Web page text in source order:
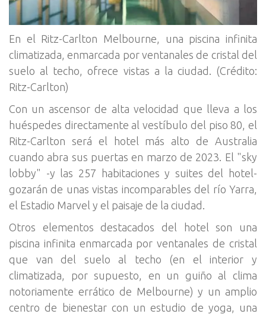
En el Ritz-Carlton Melbourne, una piscina infinita
climatizada, enmarcada por ventanales de cristal del
suelo al techo, ofrece vistas a la ciudad. (Crédito:
Ritz-Carlton)
Con un ascensor de alta velocidad que lleva a los
huéspedes directamente al vestíbulo del piso 80, el
Ritz-Carlton será el hotel más alto de Australia
cuando abra sus puertas en marzo de 2023. El "sky
lobby" -y las 257 habitaciones y suites del hotel-
gozarán de unas vistas incomparables del río Yarra,
el Estadio Marvel y el paisaje de la ciudad.
Otros elementos destacados del hotel son una
piscina infinita enmarcada por ventanales de cristal
que van del suelo al techo (en el interior y
climatizada, por supuesto, en un guiño al clima
notoriamente errático de Melbourne) y un amplio
centro de bienestar con un estudio de yoga, una